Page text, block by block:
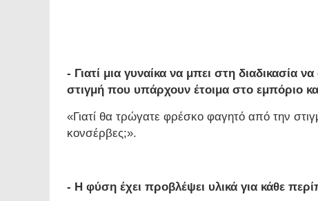
- Γιατί μια γυναίκα να μπει στη διαδικασία
στιγμή που υπάρχουν έτοιμα στο εμπόριο
«Γιατί θα τρώγατε φρέσκο φαγητό από την
κονσέρβες;».
- Η φύση έχει προβλέψει υλικά για κάθε